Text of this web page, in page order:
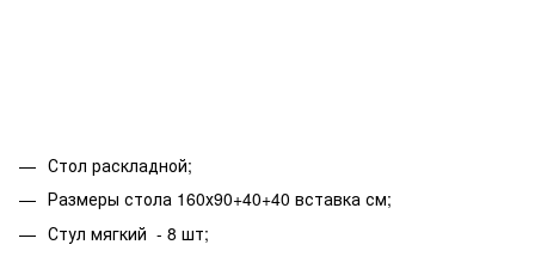
Стол раскладной;
Размеры стола 160х90+40+40 вставка см;
Стул мягкий - 8 шт;